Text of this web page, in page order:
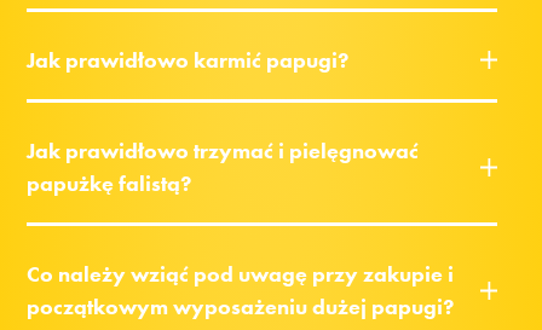
Jak prawidłowo karmić papugi?
Jak prawidłowo trzymać i pielęgnować
papużkę falistą?
Co należy wziąć pod uwagę przy zakupie i
początkowym wyposażeniu dużej papugi?